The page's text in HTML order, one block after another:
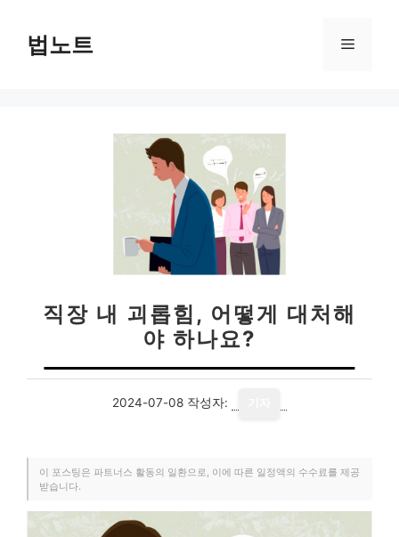
법노트 메
직장 내 괴롭힘, 어떻게 대처해
야 하나요?
2024-07-08 작성자:
이 포스팅은 파트너스 활동의 일환으로, 이에 따른 일정액의 수수료를 제공
받습니다.